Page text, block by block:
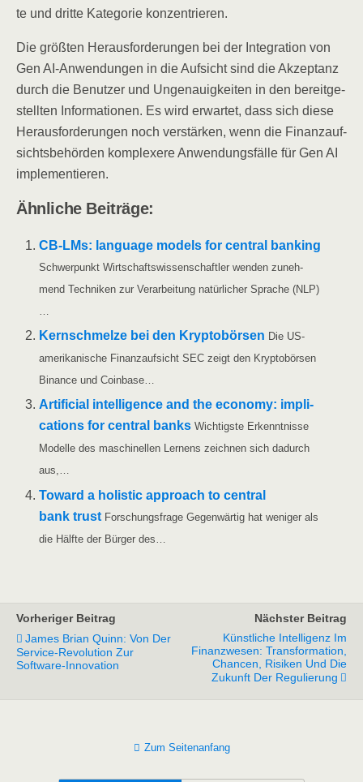
te und drit­te Kate­go­rie konzentrieren.
Die größ­ten Her­aus­for­de­run­gen bei der Inte­gra­ti­on von
Gen AI-Anwen­dun­gen in die Auf­sicht sind die Akzep­tanz
durch die Benut­zer und Unge­nau­ig­kei­ten in den bereit­ge­
stell­ten Infor­ma­tio­nen. Es wird erwar­tet, dass sich die­se
Her­aus­for­de­run­gen noch ver­stär­ken, wenn die Finanz­auf­
sichts­be­hör­den kom­ple­xe­re Anwen­dungs­fäl­le für Gen AI
implementieren.
Ähn­li­che Beiträge:
CB-LMs: lan­guage models for cen­tral ban­king
Schwer­punkt Wirt­schafts­wis­sen­schaft­ler wen­den zuneh­
mend Tech­ni­ken zur Ver­ar­bei­tung natür­li­cher Spra­che (NLP)
…
Kern­schmel­ze bei den Kryp­to­bör­sen Die US-
ame­ri­­ka­­ni­­sche Finanz­auf­sicht SEC zeigt den Kryp­to­bör­sen
Binan­ce und Coinbase…
Arti­fi­ci­al intel­li­gence and the eco­no­my: impli­
ca­ti­ons for cen­tral banks Wich­tigs­te Erkennt­nis­se
Model­le des maschi­nel­len Ler­nens zeich­nen sich dadurch
aus,…
Toward a holi­stic approach to cen­tral
bank trust For­schungs­fra­ge Gegen­wär­tig hat weni­ger als
die Hälf­te der Bür­ger des…
Vorheriger Beitrag
James Brian Quinn: Von Der
Service-Revolution Zur
Software-Innovation
Nächster Beitrag
Künstliche Intelligenz Im
Finanzwesen: Transformation,
Chancen, Risiken Und Die
Zukunft Der Regulierung
Zum Seitenanfang